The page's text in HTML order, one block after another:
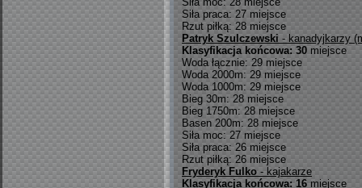
Siła praca: 27 miejsce
Rzut piłką: 28 miejsce
Patryk Szulczewski - kanadyjkarzy
Klasyfikacja końcowa: 30 miejsce
Woda łącznie: 29 miejsce
Woda 2000m: 29 miejsce
Woda 1000m: 29 miejsce
Bieg 30m: 28 miejsce
Bieg 1750m: 28 miejsce
Basen 200m: 28 miejsce
Siła moc: 27 miejsce
Siła praca: 26 miejsce
Rzut piłką: 26 miejsce
Fryderyk Fulko - kajakarze
Klasyfikacja końcowa: 16 miejsce